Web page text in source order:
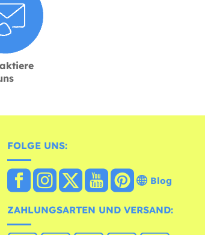
FOLGE UNS:
Blog
ZAHLUNGSARTEN UND VERSAND: